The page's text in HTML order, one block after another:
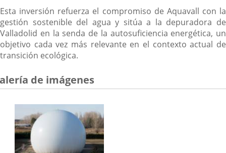
Esta inversión refuerza el compromiso de Aquavall con la
gestión sostenible del agua y sitúa a la depuradora de
Valladolid en la senda de la autosuficiencia energética, un
objetivo cada vez más relevante en el contexto actual de
transición ecológica.
de imágenes